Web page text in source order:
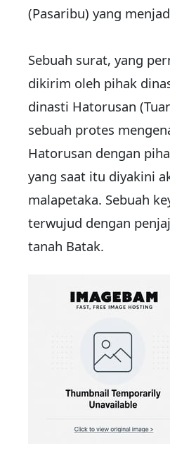
(Pasaribu) yang
Sebuah surat, yang
dikirim oleh pihak
dinasti Hatorusan
sebuah protes
Hatorusan dengan
yang saat itu diyakini
malapetaka. Sebuah
terwujud dengan
tanah Batak.